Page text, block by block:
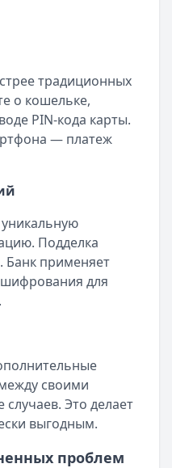
традиционных
о кошельке,
PIN-кода карты.
— платеж
Подделка
Банк применяет
для
своими
Это делает
выгодным.
проблем